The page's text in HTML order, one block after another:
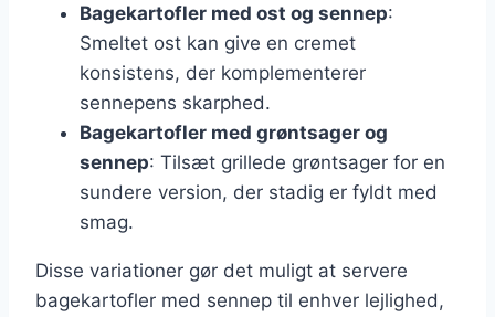
Bagekartofler med ost og sennep:
Smeltet ost kan give en cremet
konsistens, der komplementerer
sennepens skarphed.
Bagekartofler med grøntsager og
sennep: Tilsæt grillede grøntsager for en
sundere version, der stadig er fyldt med
smag.
Disse variationer gør det muligt at servere
bagekartofler med sennep til enhver lejlighed,